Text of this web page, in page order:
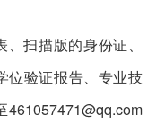
扫描版的身份证、
位验证报告、专业技